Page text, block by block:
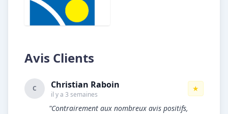
Avis Clients
C Christian Raboin
il y a 3 semaines
★
"Contrairement aux nombreux avis positifs,